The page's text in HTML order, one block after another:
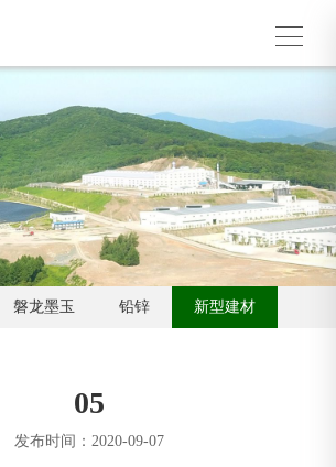
磐龙墨玉 铅锌 新型建材
05
发布时间：2020-09-07